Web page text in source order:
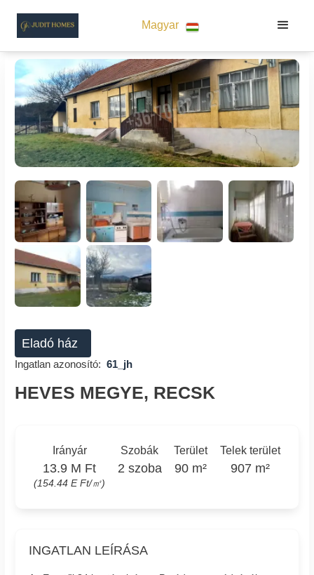
Magyar
Eladó ház
Ingatlan azonosító: 61_jh
HEVES MEGYE, RECSK
Irányár
13.9 M Ft
(154.44 E Ft/㎡)
Szobák
2 szoba
Terület
90 m²
Telek terület
907 m²
INGATLAN LEÍRÁSA